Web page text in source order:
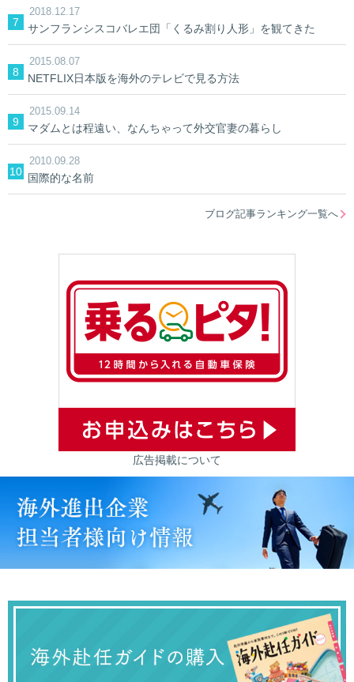
2018.12.17
サンフランシスコバレエ団「くるみ割り人形」を観てきた
2015.08.07
NETFLIX日本版を海外のテレビで見る方法
2015.09.14
マダムとは程遠い、なんちゃって外交官妻の暮らし
2010.09.28
国際的な名前
ブログ記事ランキング一覧へ
広告掲載について